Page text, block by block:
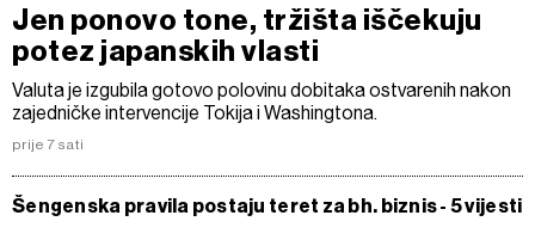
Jen ponovo tone, tržišta iščekuju
potez japanskih vlasti
Valuta je izgubila gotovo polovinu dobitaka ostvarenih nakon
zajedničke intervencije Tokija i Washingtona.
prije 7 sati
Šengenska pravila postaju teret za bh. biznis - 5 vijesti